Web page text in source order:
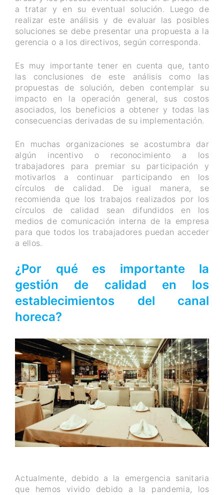
a tratar y en su eventual solución. Luego de
realizar este análisis y de evaluar las posibles
soluciones se debe presentar una propuesta a la
gerencia o a los directivos, según corresponda.
Es muy importante tener en cuenta que, tanto
las conclusiones de este análisis como las
propuestas de solución, deben contemplar su
impacto en la operación general, sus costos
asociados, los beneficios a obtener y todas las
consecuencias derivadas de su implementación.
En muchas organizaciones se acostumbra dar
algún incentivo o reconocimiento a los
trabajadores para premiar su participación y
motivarlos a continuar participando en los
círculos de calidad. De igual manera, se
recomienda que los trabajos realizados por los
círculos de calidad sean difundidos en los
medios de comunicación interna de la empresa
para que todos los trabajadores puedan acceder
a ellos.
¿Por qué es importante la
gestión de calidad en los
establecimientos del canal
horeca?
Actualmente, debido a la emergencia sanitaria
que hemos vivido debido a la pandemia, los